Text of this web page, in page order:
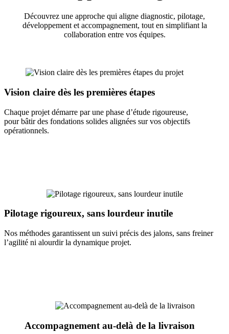
Découvrez une approche qui aligne diagnostic, pilotage,
développement et accompagnement, tout en simplifiant la
collaboration entre vos équipes.
Vision claire dès les premières étapes
Chaque projet démarre par une phase d’étude rigoureuse,
pour bâtir des fondations solides alignées sur vos objectifs
opérationnels.
Pilotage rigoureux, sans lourdeur inutile
Nos méthodes garantissent un suivi précis des jalons, sans freiner
l’agilité ni alourdir la dynamique projet.
Accompagnement au-delà de la livraison